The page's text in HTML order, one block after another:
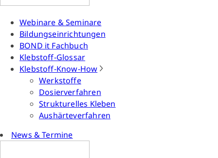
Webinare & Seminare
Bildungseinrichtungen
BOND it Fachbuch
Klebstoff-Glossar
Klebstoff-Know-How
Werkstoffe
Dosierverfahren
Strukturelles Kleben
Aushärteverfahren
News & Termine